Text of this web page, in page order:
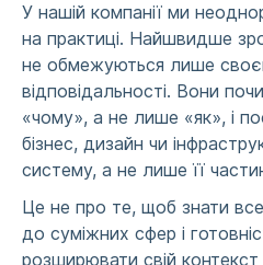
У нашій компанії ми
на практиці. Найшвидше
не обмежуються лише
відповідальності. Вони
«чому», а не лише «як», і
бізнес, дизайн чи
систему, а не лише її
Це не про те, щоб знати
до суміжних сфер і
розширювати свій